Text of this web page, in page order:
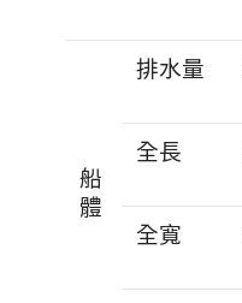
船
體
排水量
全長
全寬